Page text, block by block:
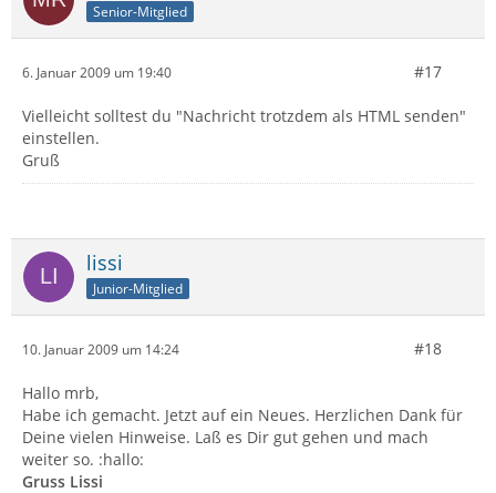
Senior-Mitglied
6. Januar 2009 um 19:40 #17
Vielleicht solltest du "Nachricht trotzdem als HTML senden"
einstellen.
Gruß
lissi
Junior-Mitglied
10. Januar 2009 um 14:24 #18
Hallo mrb,
Habe ich gemacht. Jetzt auf ein Neues. Herzlichen Dank für
Deine vielen Hinweise. Laß es Dir gut gehen und mach
weiter so. :hallo:
Gruss Lissi